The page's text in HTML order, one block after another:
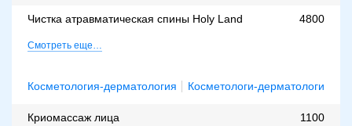
Чистка атравматическая спины Holy Land 4800
Смотреть еще…
Косметология-дерматология Косметологи-дерматологи
Криомассаж лица 1100